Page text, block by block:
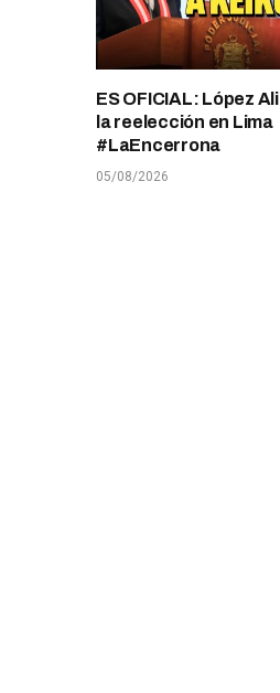
ES OFICIAL: López
la reelección en Lima
#LaEncerrona
05/08/2026